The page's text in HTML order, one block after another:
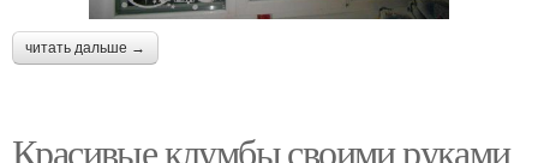
читать дальше →
Красивые клумбы своими руками